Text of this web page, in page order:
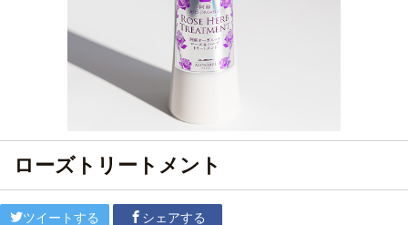
ローズトリートメント
ツイートする シェアする